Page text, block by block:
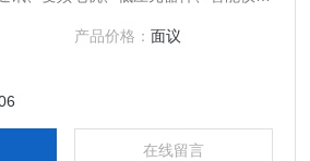
产品、技术和服务。 您好本公司专业
，为工业企业提供西门子自动化控制、
低压元器件、智能仪表等电气控制、传
压、西门子8PT配电产品
产品价格： 面议
在线留言